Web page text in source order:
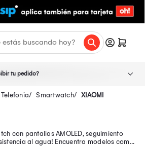
tu pedido?
Telefonia Smartwatch XIAOMI
con pantallas AMOLED, seguimiento
al agua! Encuentra modelos como